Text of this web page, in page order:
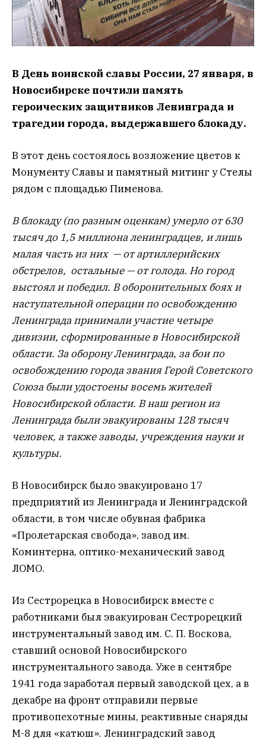
В День воинской славы России, 27 января, в
Новосибирске почтили память
героических защитников Ленинграда и
трагедии города, выдержавшего блокаду.
В этот день состоялось возложение цветов к
Монументу Славы и памятный митинг у Стелы
рядом с площадью Пименова.
В блокаду (по разным оценкам) умерло от 630
тысяч до 1,5 миллиона ленинградцев, и лишь
малая часть из них — от артиллерийских
обстрелов, остальные — от голода. Но город
выстоял и победил. В оборонительных боях и
наступательной операции по освобождению
Ленинграда принимали участие четыре
дивизии, сформированные в Новосибирской
области. За оборону Ленинграда, за бои по
освобождению города звания Герой Советского
Союза были удостоены восемь жителей
Новосибирской области. В наш регион из
Ленинграда были эвакуированы 128 тысяч
человек, а также заводы, учреждения науки и
культуры.
В Новосибирск было эвакуировано 17
предприятий из Ленинграда и Ленинградской
области, в том числе обувная фабрика
«Пролетарская свобода», завод им.
Коминтерна, оптико-механический завод
ЛОМО.
Из Сестрорецка в Новосибирск вместе с
работниками был эвакуирован Сестрорецкий
инструментальный завод им. С. П. Воскова,
ставший основой Новосибирского
инструментального завода. Уже в сентябре
1941 года заработал первый заводской цех, а в
декабре на фронт отправили первые
противопехотные мины, реактивные снаряды
М-8 для «катюш». Ленинградский завод